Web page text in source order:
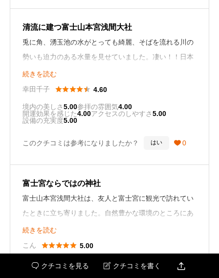
清流に建つ富士山本宮浅間大社
兎に角、湧玉池の水がとっても綺麗、そばを流れる川の
勢いも迫力のある水量を見せていました。凄い！！日本
でも珍しい二階建て本宮にも目を奪われ、富士山の本山
という威風堂々とした建物に威厳を感じました。(^_-)-
続きを読む
幸田千子
 4.60
境内の美しさ5.00参拝の雰囲気4.00
開運効果を感じた4.00アクセスのしやすさ5.00
設備の充実度5.00
このクチコミは参考になりましたか？ はい  0
富士宮ならではの神社
富士山本宮浅間大社は、友人と富士宮に観光で訪れてい
たときに立ち寄りました。自然豊かな環境のところにあ
る神社であり、おすすめです。
続きを読む
こん
 5.00
境内の美しさ 5.00参拝の雰囲気5.00
開運効果を感じた5.00 アクセスのしやすさ5.00
 クチコミを見る  クチコミを書く 